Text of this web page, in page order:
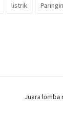
listrik Paringin
Juara lomba